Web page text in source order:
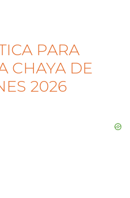
PARA
CHAYA DE
2026